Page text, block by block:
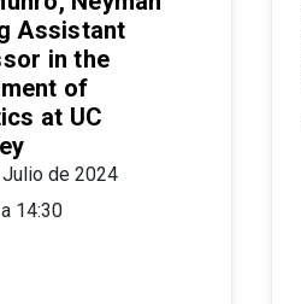
Assistant
in the
of
at UC
de 2024
14:30